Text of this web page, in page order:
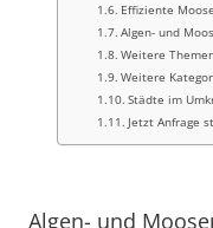
Effiziente
Algen- und
Weitere
Weitere
Städte im
Jetzt Anfrage
Algen- und